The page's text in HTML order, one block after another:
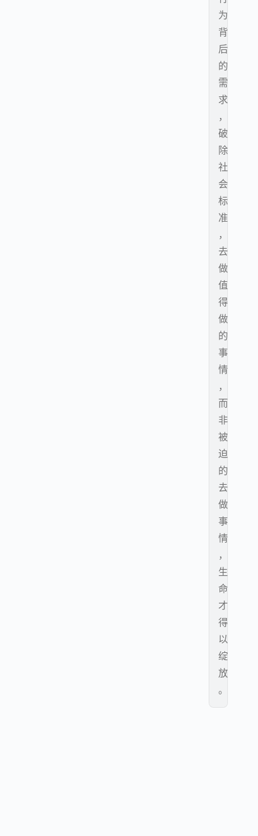
为
背
后
的
需
求
，
破
除
社
会
标
准
，
去
做
值
得
做
的
事
情
，
而
非
被
迫
的
去
做
事
情
，
生
命
才
得
以
绽
放
。